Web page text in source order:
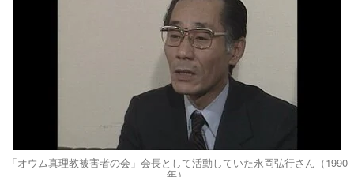
「オウム真理教被害者の会」会長として活動していた永岡弘行さん（1990